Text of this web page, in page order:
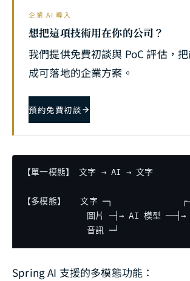
企業 AI 導入
想把這項技術用在你的公司？
我們提供免費初談與 PoC 評估，
成可落地的企業方案。
預約免費初談
【單一模態】 文字 → AI → 文字
【多模態】   文字 ─┐              ┌→
圖片 ─┤→ AI 模型 ──┤→
音訊 ─┘
Spring AI 支援的多模態功能：